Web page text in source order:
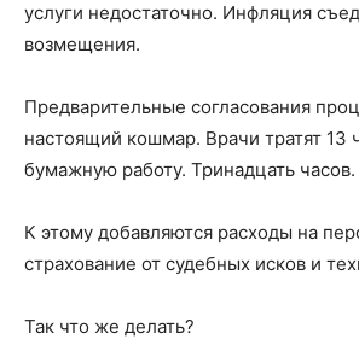
услуги недостаточно. Инфляция
возмещения.
Предварительные согласования
настоящий кошмар. Врачи тратят 13
бумажную работу. Тринадцать часов.
К этому добавляются расходы на
страхование от судебных исков и
Так что же делать?